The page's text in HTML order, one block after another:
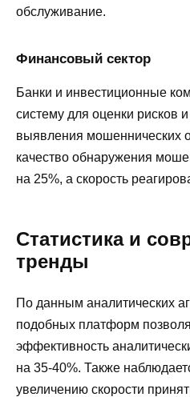
обслуживание.
Финансовый сектор
Банки и инвестиционные
систему для оценки рисков
выявления мошеннических
качество обнаружения
на 25%, а скорость
Статистика и
тренды
По данным аналитических
подобных платформ
эффективность
на 35-40%. Также
увеличению скорости